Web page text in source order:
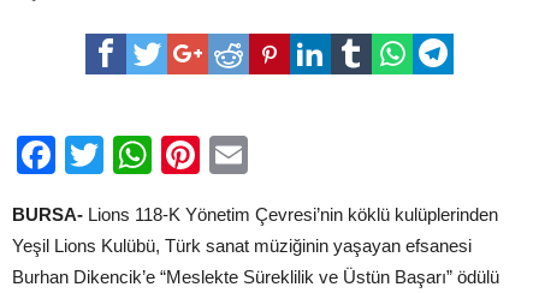
BURHAN
DİKENCİK’İ
ONURLANDIRDI
Facebook
TwitterWhatsApp
Pinterest
BURSA- Lions 118-K Yönetim Çevresi’nin köklü kulüplerinden
Yeşil Lions Kulübü, Türk sanat müziğinin yaşayan efsanesi
Burhan Dikencik’e “Meslekte Süreklilik ve Üstün Başarı” ödülü